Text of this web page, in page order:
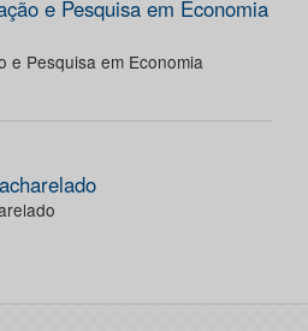
e Pesquisa em Economia
e Pesquisa em Economia